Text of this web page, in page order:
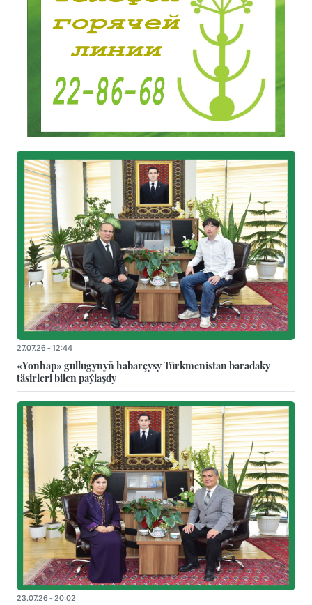
27.07.26 - 12:44
«Yonhap» gullugynyň habarçysy Türkmenistan baradaky
täsirleri bilen paýlaşdy
23.07.26 - 20:02